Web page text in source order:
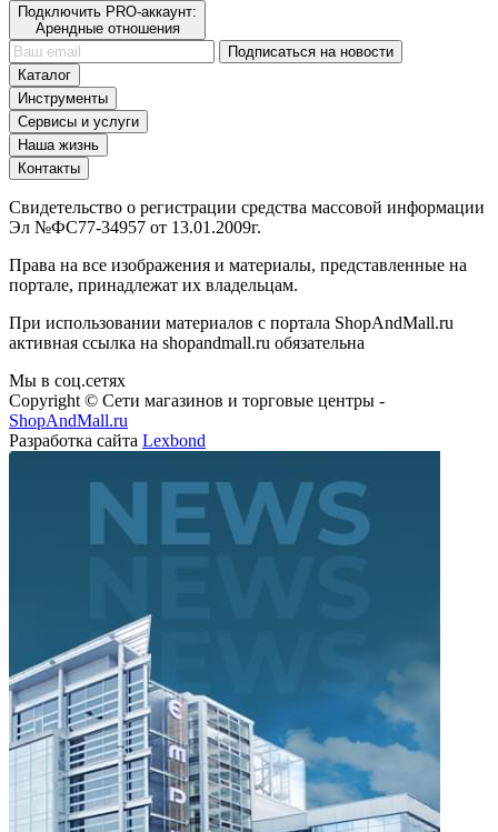
Подключить PRO-аккаунт:
Арендные отношения
Подписаться на новости
Каталог
Инструменты
Сервисы и услуги
Наша жизнь
Контакты
Свидетельство о регистрации средства массовой информации
Эл №ФС77-34957 от 13.01.2009г.
Права на все изображения и материалы, представленные на
портале, принадлежат их владельцам.
При использовании материалов с портала ShopAndMall.ru
активная ссылка на shopandmall.ru обязательна
Мы в соц.сетях
Copyright © Сети магазинов и торговые центры -
ShopAndMall.ru
Разработка сайта Lexbond